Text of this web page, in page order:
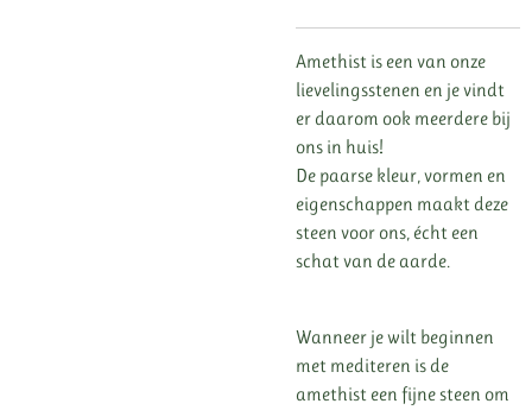
Amethist is een van onze
lievelingsstenen en je vindt
er daarom ook meerdere bij
ons in huis!
De paarse kleur, vormen en
eigenschappen maakt deze
steen voor ons, écht een
schat van de aarde.
Wanneer je wilt beginnen
met mediteren is de
amethist een fijne steen om